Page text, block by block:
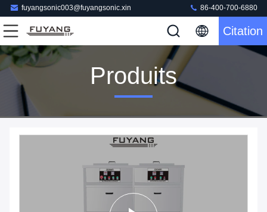
fuyangsonic003@fuyangsonic.xin 86-400-700-6880
Citation
Produits